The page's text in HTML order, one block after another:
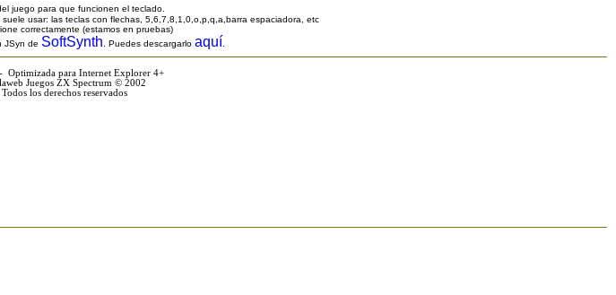
juego para que funcionen el teclado.
usar: las teclas con flechas, 5,6,7,8,1,0,o,p,q,a,barra espaciadora, etc
correctamente (estamos en pruebas)
JSyn de SoftSynth . Puedes descargarlo aquí
Optimizada para Internet Explorer 4+
Juegos ZX Spectrum © 2002
los derechos reservados